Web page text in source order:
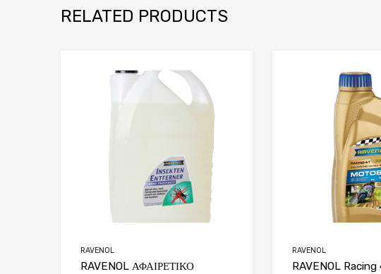
RELATED PRODUCTS
RAVENOL
RAVENOL ΑΦΑΙΡΕΤΙΚΟ
RAVENOL
RAVENOL Racing